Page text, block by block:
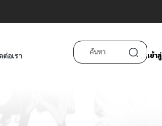
ต่อเรา เข้า